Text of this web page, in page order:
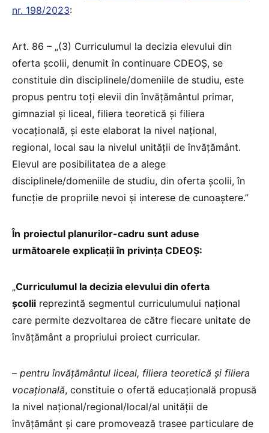
nr. 198/2023:
Art. 86 – „(3) Curriculumul la decizia elevului din
oferta școlii, denumit în continuare CDEOȘ, se
constituie din disciplinele/domeniile de studiu, este
propus pentru toți elevii din învățământul primar,
gimnazial și liceal, filiera teoretică și filiera
vocațională, și este elaborat la nivel național,
regional, local sau la nivelul unității de învățământ.
Elevul are posibilitatea de a alege
disciplinele/domeniile de studiu, din oferta școlii, în
funcție de propriile nevoi și interese de cunoaștere.”
În proiectul planurilor-cadru sunt aduse
următoarele explicații în privința CDEOȘ:
„Curriculumul la decizia elevului din oferta
școlii reprezintă segmentul curriculumului național
care permite dezvoltarea de către fiecare unitate de
învățământ a propriului proiect curricular.
– pentru învățământul liceal, filiera teoretică și filiera
vocațională, constituie o ofertă educațională propusă
la nivel național/regional/local/al unității de
învățământ și care promovează trasee particulare de